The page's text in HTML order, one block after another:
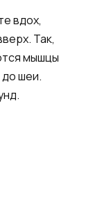
вдох,
Так,
мышцы
до шеи.